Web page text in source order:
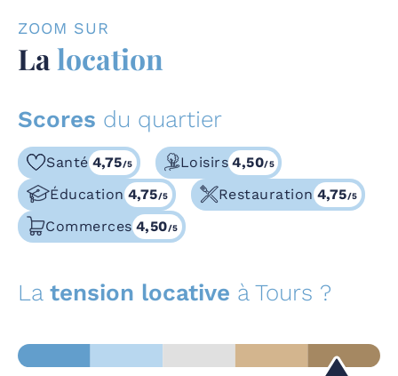
ZOOM SUR
Lalocation
Scores du quartier
Santé 4,75/5 Loisirs 4,50/5
Éducation 4,75/5 Restauration 4,75/5
Commerces 4,50/5
La tension locative à Tours ?